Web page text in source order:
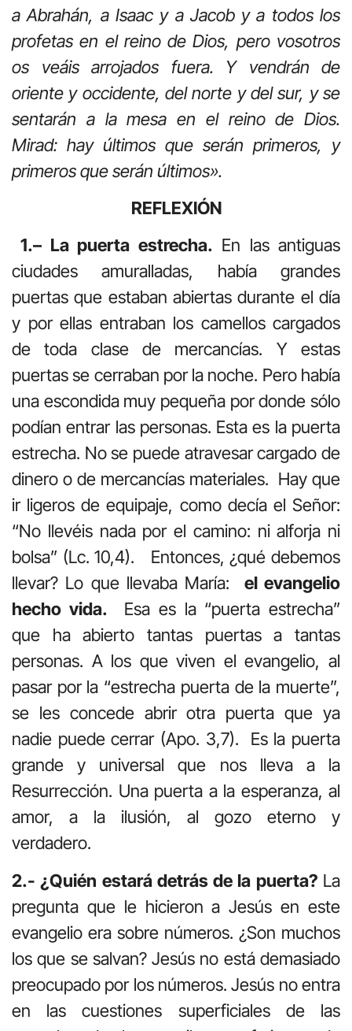
a Abrahán, a Isaac y a Jacob y a todos los
profetas en el reino de Dios, pero vosotros
os veáis arrojados fuera. Y vendrán de
oriente y occidente, del norte y del sur, y se
sentarán a la mesa en el reino de Dios.
Mirad: hay últimos que serán primeros, y
primeros que serán últimos».
REFLEXIÓN
1.– La puerta estrecha. En las antiguas
ciudades amuralladas, había grandes
puertas que estaban abiertas durante el día
y por ellas entraban los camellos cargados
de toda clase de mercancías. Y estas
puertas se cerraban por la noche. Pero había
una escondida muy pequeña por donde sólo
podían entrar las personas. Esta es la puerta
estrecha. No se puede atravesar cargado de
dinero o de mercancías materiales. Hay que
ir ligeros de equipaje, como decía el Señor:
“No llevéis nada por el camino: ni alforja ni
bolsa” (Lc. 10,4). Entonces, ¿qué debemos
llevar? Lo que llevaba María: el evangelio
hecho vida. Esa es la “puerta estrecha”
que ha abierto tantas puertas a tantas
personas. A los que viven el evangelio, al
pasar por la “estrecha puerta de la muerte”,
se les concede abrir otra puerta que ya
nadie puede cerrar (Apo. 3,7). Es la puerta
grande y universal que nos lleva a la
Resurrección. Una puerta a la esperanza, al
amor, a la ilusión, al gozo eterno y
verdadero.
2.- ¿Quién estará detrás de la puerta? La
pregunta que le hicieron a Jesús en este
evangelio era sobre números. ¿Son muchos
los que se salvan? Jesús no está demasiado
preocupado por los números. Jesús no entra
en las cuestiones superficiales de las